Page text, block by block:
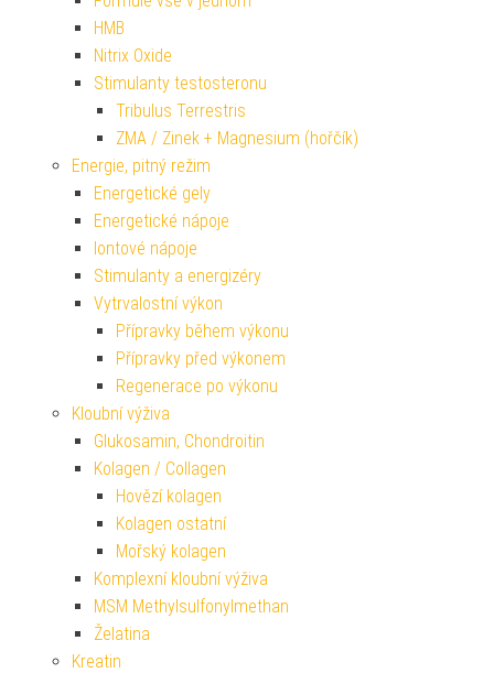
HMB
Nitrix Oxide
Stimulanty testosteronu
Tribulus Terrestris
ZMA / Zinek + Magnesium (hořčík)
Energie, pitný režim
Energetické gely
Energetické nápoje
Iontové nápoje
Stimulanty a energizéry
Vytrvalostní výkon
Přípravky během výkonu
Přípravky před výkonem
Regenerace po výkonu
Kloubní výživa
Glukosamin, Chondroitin
Kolagen / Collagen
Hovězí kolagen
Kolagen ostatní
Mořský kolagen
Komplexní kloubní výživa
MSM Methylsulfonylmethan
Želatina
Kreatin